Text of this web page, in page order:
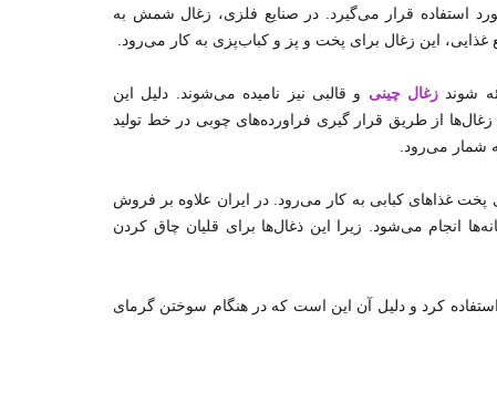
استفاده قرار می‌گیرد. در صنایع فلزی، زغال شمش به
این زغال برای پخت و پز و کباب‌پزی به کار می‌رود.
شوند زغال چینی و قالبی نیز نامیده می‌شوند. دلیل این
از طریق قرار گیری فراورده‌های چوبی در خط تولید
شمار می‌رود.
غذاهای کبابی به کار می‌رود. در ایران علاوه بر فروش
انجام می‌شود. زیرا این ذغال‌ها برای قلیان چاق کردن
کرد و دلیل آن این است که در هنگام سوختن گرمای